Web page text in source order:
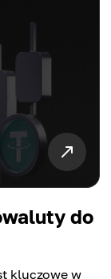
do
kluczowe w